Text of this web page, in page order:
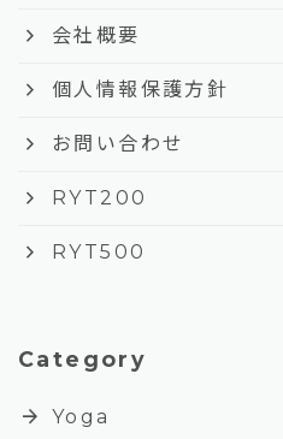
keyboard_arrow_right 会社概要
keyboard_arrow_right 個人情報保護方針
keyboard_arrow_right お問い合わせ
keyboard_arrow_right RYT200
keyboard_arrow_right RYT500
Category
arrow_forward Yoga